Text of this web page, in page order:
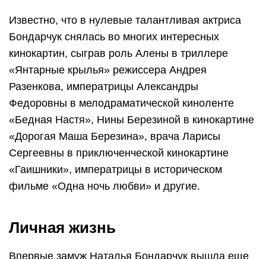
Известно, что в нулевые талантливая актриса
Бондарчук снялась во многих интересных
кинокартин, сыграв роль Алены в триллере
«Янтарные крылья» режиссера Андрея
Разенкова, императрицы Александры
Федоровны в мелодраматической киноленте
«Бедная Настя», Нины Березиной в кинокартине
«Дорогая Маша Березина», врача Ларисы
Сергеевны в приключенческой кинокартине
«Гаишники», императрицы в историческом
фильме «Одна ночь любви» и другие.
Личная жизнь
Впервые замуж Наталья Бондарчук вышла еще